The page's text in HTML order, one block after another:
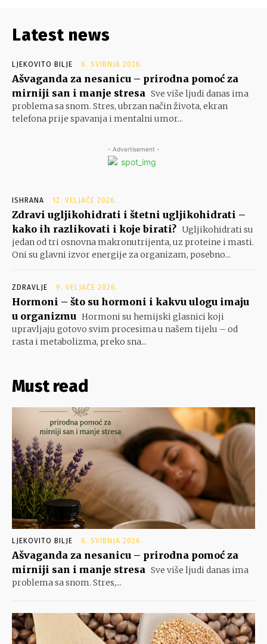
Latest news
LJEKOVITO BILJE 6. SVIBNJA 2026.
Ašvaganda za nesanicu – prirodna pomoć za
mirniji san i manje stresa Sve više ljudi danas ima
problema sa snom. Stres, ubrzan način života, ekran
telefona prije spavanja i mentalni umor...
- Advertisement -
ISHRANA 12. VELJAČE 2026.
Zdravi ugljikohidrati i štetni ugljikohidrati –
kako ih razlikovati i koje birati? Ugljikohidrati su
jedan od tri osnovna makronutrijenta, uz proteine i masti.
Oni su glavni izvor energije za organizam, posebno...
ZDRAVLJE 9. VELJAČE 2026.
Hormoni – što su hormoni i kakvu ulogu imaju
u organizmu Hormoni su hemijski glasnici koji
upravljaju gotovo svim procesima u našem tijelu – od
rasta i metabolizma, preko sna...
Must read
LJEKOVITO BILJE 6. SVIBNJA 2026.
Ašvaganda za nesanicu – prirodna pomoć za
mirniji san i manje stresa Sve više ljudi danas ima
problema sa snom. Stres,...